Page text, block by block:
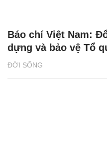
ĐỜI SỐNG
Báo chí Việt Nam:
dựng và bảo vệ Tổ